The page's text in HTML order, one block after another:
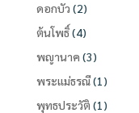
ดอกบัว (2)
ต้นโพธิ์(4)
พญานาค (3)
พระแม่ธรณี(1)
พุทธประวัติ (1)